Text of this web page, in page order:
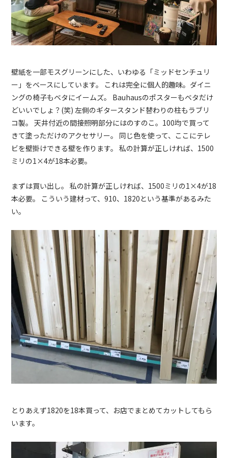
壁紙を一部モスグリーンにした、いわゆる「ミッドセンチュリ
ー」をベースにしています。 これは完全に個人的趣味。ダイニ
ングの椅子もベタにイームズ。 Bauhausのポスターもベタだけ
どいいでしょ？(笑) 左側のギタースタンド替わりの柱もラブリ
コ製。 天井付近の間接照明部分にはのすのこ。100均で買って
きて塗っただけのアクセサリー。 同じ色を使って、ここにテレ
ビを壁掛けできる壁を作ります。 私の計算が正しければ、1500
ミリの1×4が18本必要。
まずは買い出し。 私の計算が正しければ、1500ミリの1×4が18
本必要。 こういう建材って、910、1820という基準があるみた
い。
とりあえず1820を18本買って、お店でまとめてカットしてもら
います。